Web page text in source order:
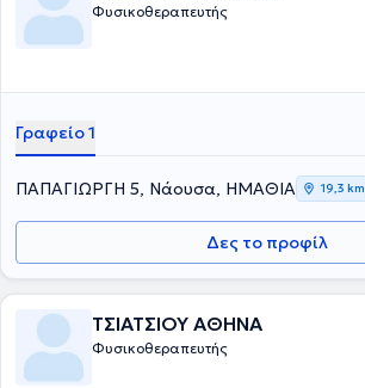
Φυσικοθεραπευτής
Γραφείο 1
ΠΑΠΑΓΙΩΡΓΗ 5, Νάουσα, ΗΜΑΘΙΑ 19,3 km
Δες το προφίλ
ΤΣΙΑΤΣΙΟΥ ΑΘΗΝΑ
Φυσικοθεραπευτής